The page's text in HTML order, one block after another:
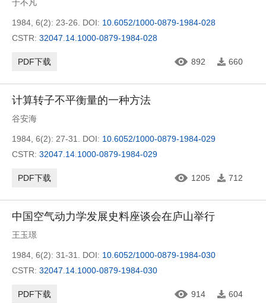
于不凡
1984, 6(2): 23-26. DOI: 10.6052/1000-0879-1984-028
CSTR: 32047.14.1000-0879-1984-028
PDF下载 892 660
计算转子不平衡量的一种方法
谷安海
1984, 6(2): 27-31. DOI: 10.6052/1000-0879-1984-029
CSTR: 32047.14.1000-0879-1984-029
PDF下载 1205 712
中国空气动力学发展史料座谈会在庐山举行
王玉璟
1984, 6(2): 31-31. DOI: 10.6052/1000-0879-1984-030
CSTR: 32047.14.1000-0879-1984-030
PDF下载 914 604